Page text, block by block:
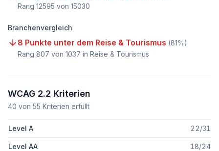
Rang 12595 von 15030
Branchenvergleich
8 Punkte unter dem Reise & Tourismus (81%)
Rang 807 von 1037 in Reise & Tourismus
WCAG 2.2 Kriterien
40 von 55 Kriterien erfüllt
Level A 22/31
Level AA 18/24